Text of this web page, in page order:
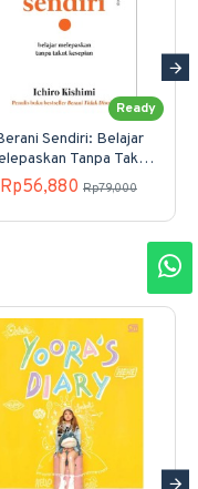
Ready
Sendiri: Belajar
Tanpa Takut
Kesepian
Rp56,880 Rp79,000